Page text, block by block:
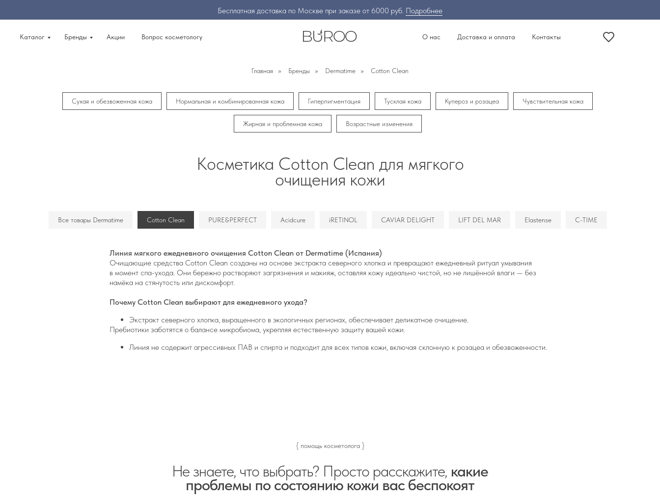
Бесплатная доставка по Москве при заказе от 6000 руб. Подробнее
Каталог Бренды Акции Вопрос косметологу О нас Доставка и оплата Контакты
Главная » Бренды » Dermatime » Cotton Clean
Сухая и обезвоженная кожа Нормальная и комбинированная кожа Гиперпигментация Тусклая кожа Купероз и розацеа Чувствительная кожа
Жирная и проблемная кожа Возрастные изменения
Косметика Cotton Clean для мягкого
очищения кожи
Все товары Dermatime Cotton Clean PURE&PERFECT Acidcure iRETINOL CAVIAR DELIGHT LIFT DEL MAR Elastense C-TIME
Линия мягкого ежедневного очищения Cotton Clean от Dermatime (Испания)
Очищающие средства Cotton Clean созданы на основе экстракта северного хлопка и превращают ежедневный ритуал умывания
в момент спа-ухода. Они бережно растворяют загрязнения и макияж, оставляя кожу идеально чистой, но не лишённой влаги — без
намёка на стянутость или дискомфорт.
Почему Cotton Clean выбирают для ежедневного ухода?
Экстракт северного хлопка, выращенного в экологичных регионах, обеспечивает деликатное очищение.
Пребиотики заботятся о балансе микробиома, укрепляя естественную защиту вашей кожи.
Линия не содержит агрессивных ПАВ и спирта и подходит для всех типов кожи, включая склонную к розацеа и обезвоженности.
Доставка по всей России через СДЭК. В Москве действует бесплатная доставка при заказе от 6000 ₽.
Dermatime Cotton Clean — не просто очищение. Это начало вашего утра, наполненное гармонией, и идеальное завершение дня,
в котором вы были безупречны.
{ помощь косметолога }
Не знаете, что выбрать? Просто расскажите, какие
проблемы по состоянию кожи вас беспокоят